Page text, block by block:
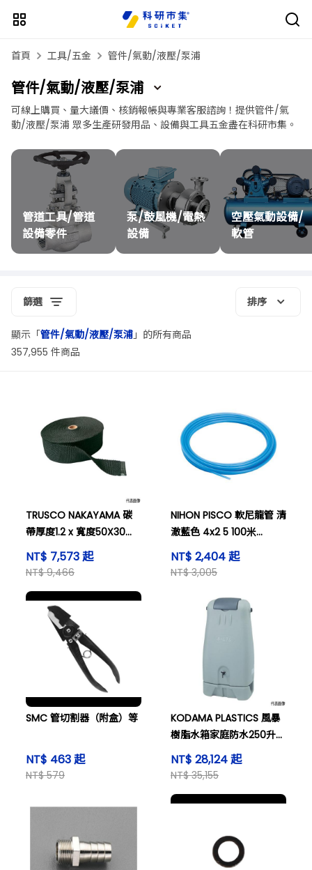
首頁 工具/五金 管件/氣動/液壓/泵浦
管件/氣動/液壓/泵浦
可線上購買、量大議價、核銷報帳與專業客服諮詢！提供管件/氣
動/液壓/泵浦 眾多生產研發用品、設備與工具五金盡在科研市集。
管道工具/管道
設備零件
泵/鼓風機/電熱
設備
空壓氣動設備/
軟管
篩選 排序
顯示「管件/氣動/液壓/泵浦」的所有商品
357,955 件商品
TRUSCO NAKAYAMA 碳
帶厚度1.2 x 寬度50X30m
及其他
NT$ 7,573 起
NT$ 9,466
NIHON PISCO 軟尼龍管 清
澈藍色 4x2 5 100米
NB0425-100-CB
NT$ 2,404 起
NT$ 3,005
SMC 管切割器（附盒）等
NT$ 463 起
NT$ 579
KODAMA PLASTICS 風暴
樹脂水箱家庭防水250升
RWT 250 綠色 RWT-
250-GREEN
NT$ 28,124 起
NT$ 35,155